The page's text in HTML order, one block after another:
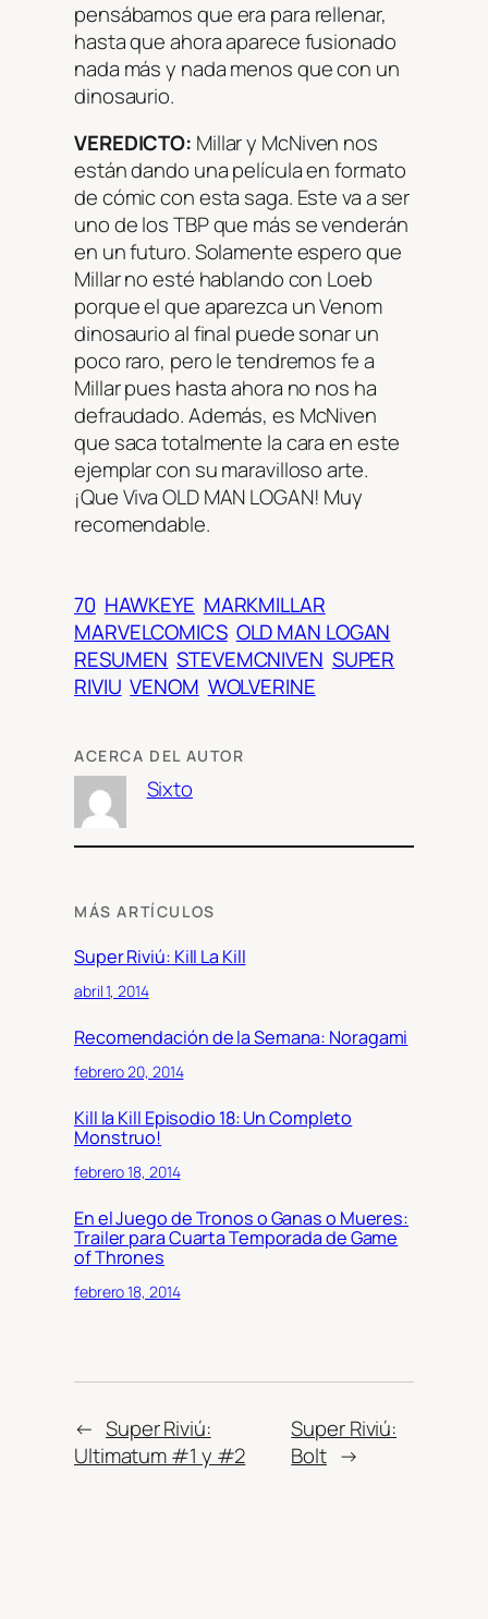
pensábamos que era para rellenar,
hasta que ahora aparece fusionado
nada más y nada menos que con un
dinosaurio.
VEREDICTO: Millar y McNiven nos
están dando una película en formato
de cómic con esta saga. Este va a ser
uno de los TBP que más se venderán
en un futuro. Solamente espero que
Millar no esté hablando con Loeb
porque el que aparezca un Venom
dinosaurio al final puede sonar un
poco raro, pero le tendremos fe a
Millar pues hasta ahora no nos ha
defraudado. Además, es McNiven
que saca totalmente la cara en este
ejemplar con su maravilloso arte.
¡Que Viva OLD MAN LOGAN! Muy
recomendable.
70 HAWKEYE MARKMILLAR
MARVELCOMICS OLD MAN LOGAN
RESUMEN STEVEMCNIVEN SUPER
RIVIU VENOM WOLVERINE
ACERCA DEL AUTOR
Sixto
MÁS ARTÍCULOS
Super Riviú: Kill La Kill
abril 1, 2014
Recomendación de la Semana: Noragami
febrero 20, 2014
Kill la Kill Episodio 18: Un Completo
Monstruo!
febrero 18, 2014
En el Juego de Tronos o Ganas o Mueres:
Trailer para Cuarta Temporada de Game
of Thrones
febrero 18, 2014
← Super Riviú:
Ultimatum #1 y #2
Super Riviú:
Bolt →